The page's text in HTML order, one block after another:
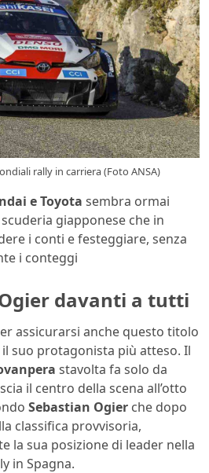
rally in carriera (Foto ANSA)
e Toyota sembra ormai
giapponese che in
i conti e festeggiare, senza
i conteggi
davanti a tutti
assicurarsi anche questo titolo
suo protagonista più atteso. Il
stavolta fa solo da
il centro della scena all’otto
Sebastian Ogier che dopo
classifica provvisoria,
la sua posizione di leader nella
in Spagna.